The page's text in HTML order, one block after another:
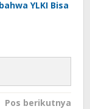
YLKI Bisa
Pos berikutnya